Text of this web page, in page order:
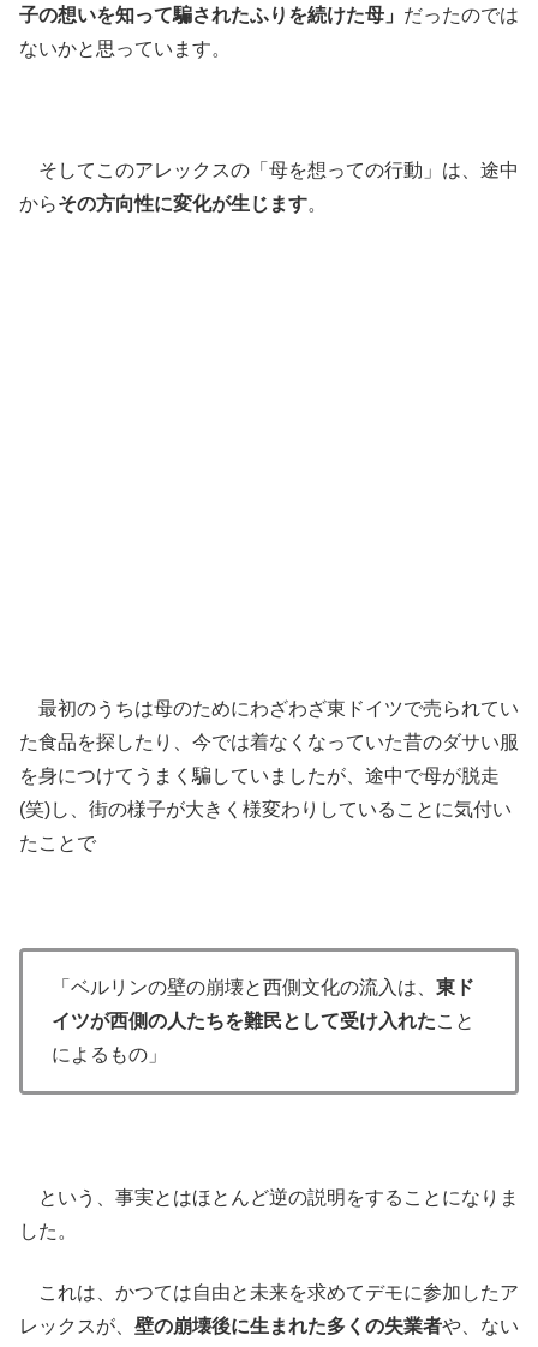
子の想いを知って騙されたふりを続けた母」 だったのでは
ないかと思っています。
そしてこのアレックスの「母を想っての行動」は、途中
からその方向性に変化が生じます。
最初のうちは母のためにわざわざ東ドイツで売られてい
た食品を探したり、今では着なくなっていた昔のダサい服
を身につけてうまく騙していましたが、途中で母が脱走
(笑)し、街の様子が大きく様変わりしていることに気付い
たことで
「ベルリンの壁の崩壊と西側文化の流入は、 東ド
イツが西側の人たちを難民として受け入れたこと
によるもの」
という、事実とはほとんど逆の説明をすることになりま
した。
これは、かつては自由と未来を求めてデモに参加したア
レックスが、 壁の崩壊後に生まれた多くの失業者や、ない